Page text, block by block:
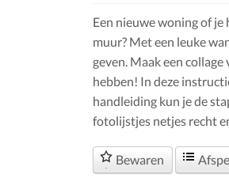
Een nieuwe woning of
muur? Met een leuke
geven. Maak een
hebben! In deze
handleiding kun je de
fotolijstjes netjes recht
Bewaren